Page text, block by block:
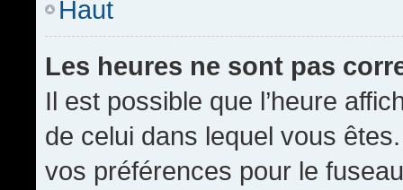
Haut
Les heures ne sont pas
Il est possible que l’heure
de celui dans lequel vous
vos préférences pour le